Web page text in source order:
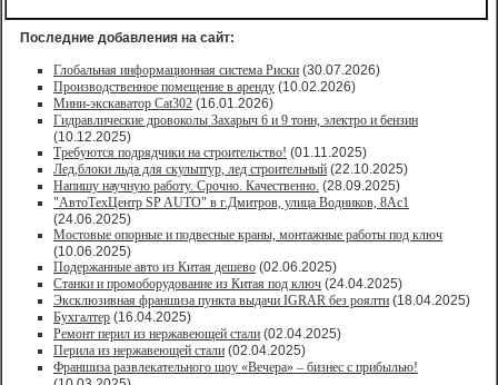
Последние добавления на сайт:
Глобальная информационная система Риски (30.07.2026)
Производственное помещение в аренду (10.02.2026)
Мини-экскаватор Cat302 (16.01.2026)
Гидравлические дровоколы Захарыч 6 и 9 тонн, электро и бензин
(10.12.2025)
Требуются подрядчики на строительство! (01.11.2025)
Лед,блоки льда для скульптур, лед строительный (22.10.2025)
Напишу научную работу. Срочно. Качественно. (28.09.2025)
"АвтоТехЦентр SP AUTO" в г.Дмитров, улица Водников, 8Ас1
(24.06.2025)
Мостовые опорные и подвесные краны, монтажные работы под ключ
(10.06.2025)
Подержанные авто из Китая дешево (02.06.2025)
Станки и промоборудование из Китая под ключ (24.04.2025)
Эксклюзивная франшиза пункта выдачи IGRAR без роялти (18.04.2025)
Бухгалтер (16.04.2025)
Ремонт перил из нержавеющей стали (02.04.2025)
Перила из нержавеющей стали (02.04.2025)
Франшиза развлекательного шоу «Вечера» – бизнес с прибылью!